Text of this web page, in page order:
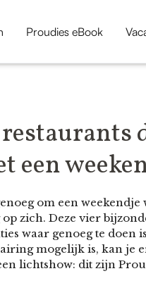
Proudies eBook
een
om een
zich. Deze vier
waar genoeg te doen
mogelijk is, kan je
lichtshow: dit zijn